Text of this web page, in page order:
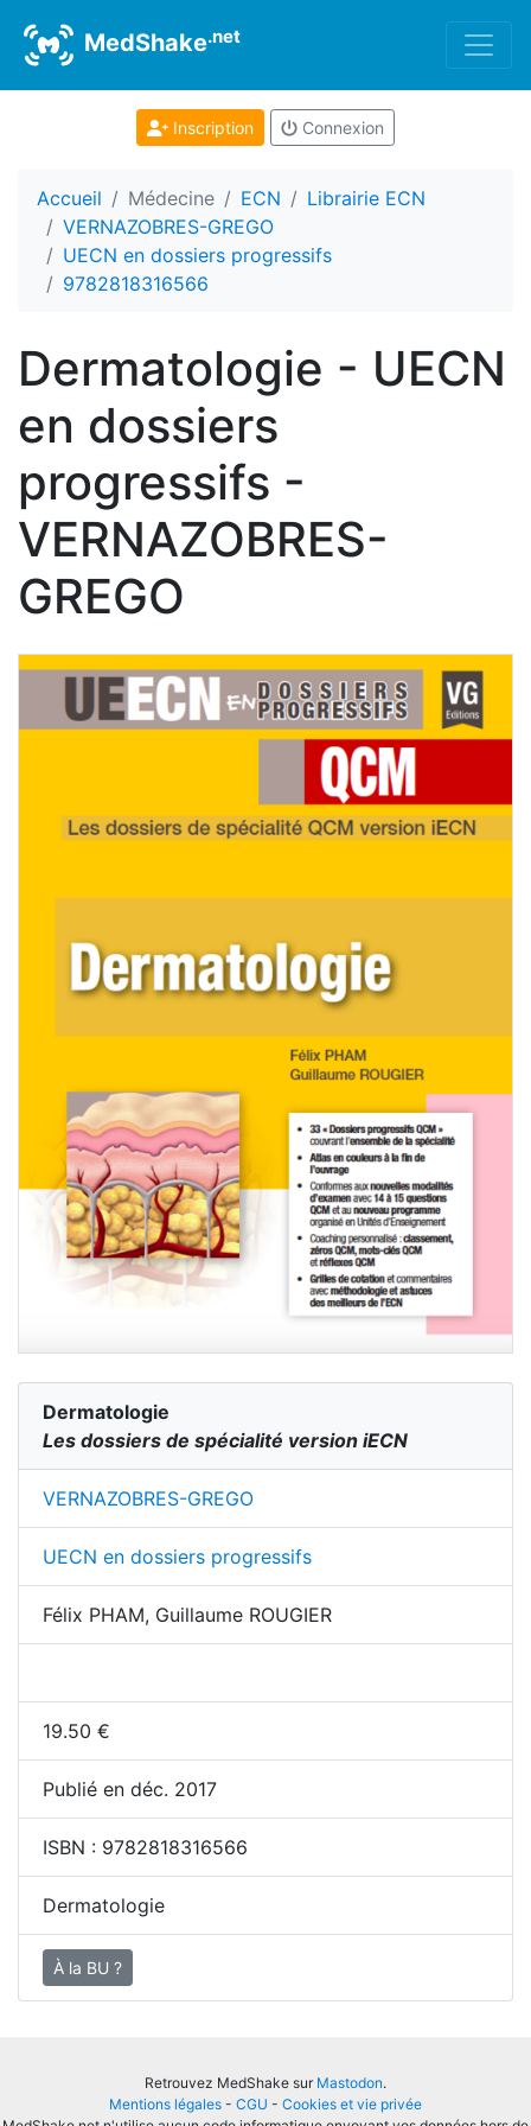
MedShake.net
Inscription Connexion
Accueil Médecine ECN
Librairie ECN
VERNAZOBRES-GREGO
UECN en dossiers progressifs
9782818316566
Dermatologie - UECN
en dossiers
progressifs -
VERNAZOBRES-
GREGO
Dermatologie
Les dossiers de spécialité version iECN
VERNAZOBRES-GREGO
UECN en dossiers progressifs
Félix PHAM, Guillaume ROUGIER
19.50 €
Publié en déc. 2017
ISBN : 9782818316566
Dermatologie
À la BU ?
Retrouvez MedShake sur Mastodon.
Mentions légales - CGU - Cookies et vie privée